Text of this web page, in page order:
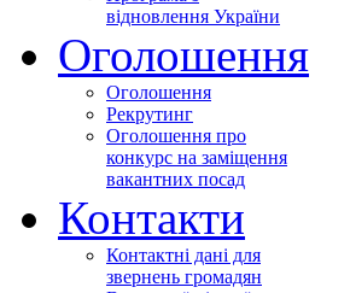
відновлення України
Оголошення
Оголошення
Рекрутинг
Оголошення про
конкурс на заміщення
вакантних посад
Контакти
Контактні дані для
звернень громадян